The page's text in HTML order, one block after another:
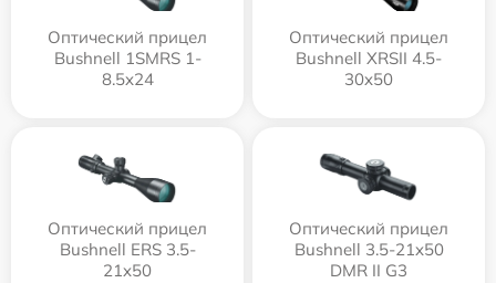
Оптический прицел
Bushnell 1SMRS 1-
8.5x24
Оптический прицел
Bushnell XRSII 4.5-
30x50
Оптический прицел
Bushnell ERS 3.5-
21x50
Оптический прицел
Bushnell 3.5-21x50
DMR II G3